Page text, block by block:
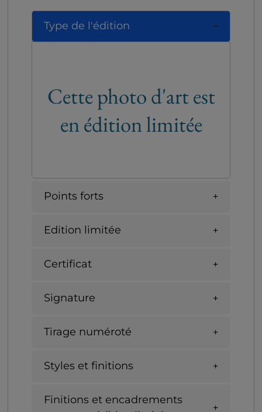
Type de l'édition
Cette photo d'art est
en édition limitée
Points forts
Edition limitée
Certificat
Signature
Tirage numéroté
Styles et finitions
Finitions et encadrements